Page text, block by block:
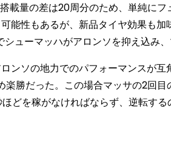
載量の差は20周分のため、単純に
能性もあるが、新品タイヤ効果も
ューマッハがアロンソを抑え込み
ンソの地力でのパフォーマンスが
勝だった。この場合マッサの2回
どを稼がなければならず、逆転す